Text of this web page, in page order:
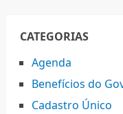
CATEGORIAS
Agenda
Benefícios do
Cadastro Único